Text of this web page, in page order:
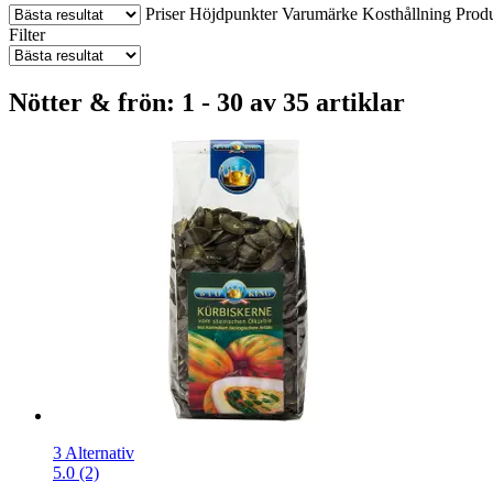
Priser Höjdpunkter Varumärke Kosthållning
Filter
Nötter & frön: 1 - 30 av 35 artiklar
3 Alternativ
5.0 (2)